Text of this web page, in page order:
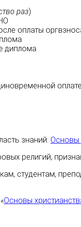
раз)
оплаты
диплома
знаний: Основы
религий,
студентам,
Основы